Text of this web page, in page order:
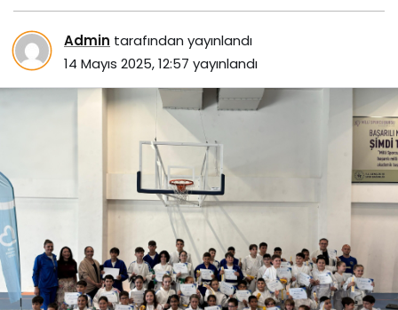
Admin tarafından yayınlandı
14 Mayıs 2025, 12:57 yayınlandı